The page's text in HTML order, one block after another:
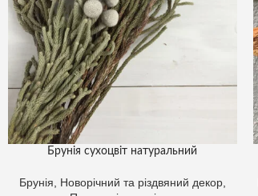
Брунія сухоцвіт натуральний
Брунія Новорічний та різдвяний декор,